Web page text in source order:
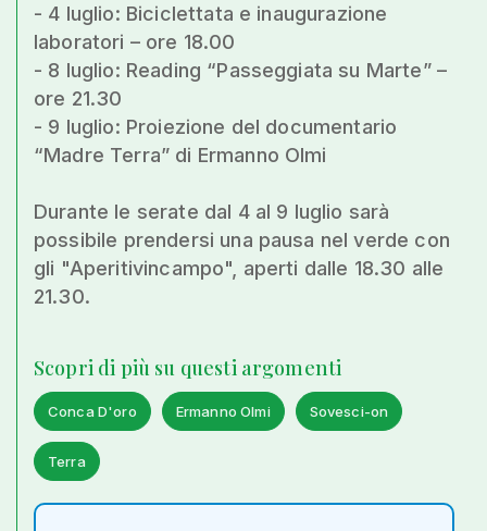
- 4 luglio: Biciclettata e inaugurazione
laboratori – ore 18.00
- 8 luglio: Reading “Passeggiata su Marte” –
ore 21.30
- 9 luglio: Proiezione del documentario
“Madre Terra” di Ermanno Olmi
Durante le serate dal 4 al 9 luglio sarà
possibile prendersi una pausa nel verde con
gli "Aperitivincampo", aperti dalle 18.30 alle
21.30.
Scopri di più su questi argomenti
Conca D'oro Ermanno Olmi Sovesci-on
Terra